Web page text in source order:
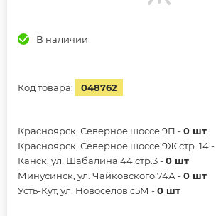
В наличии
Код товара: 048762
Красноярск, Северное шоссе 9П -0 шт
Красноярск, Северное шоссе 9Ж стр. 14 -
Канск, ул. Шабалина 44 стр.3 -0 шт
Минусинск, ул. Чайковского 74А -0 шт
Усть-Кут, ул. Новосёлов с5М -0 шт